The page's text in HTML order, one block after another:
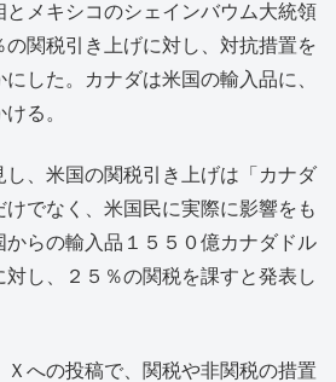
とメキシコのシェインバウム大統領
関税引き上げに対し、対抗措置を
した。カナダは米国の輸入品に、
る。
し、米国の関税引き上げは「カナダ
けでなく、米国民に実際に影響をも
からの輸入品１５５０億カナダドル
対し、２５％の関税を課すと発表し
Ｘへの投稿で、関税や非関税の措置